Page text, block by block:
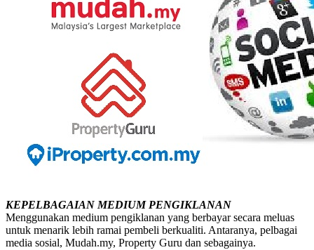
KEPELBAGAIAN MEDIUM PENGIKLANAN
Menggunakan medium pengiklanan yang berbayar secara meluas
untuk menarik lebih ramai pembeli berkualiti. Antaranya, pelbagai
media sosial, Mudah.my, Property Guru dan sebagainya.